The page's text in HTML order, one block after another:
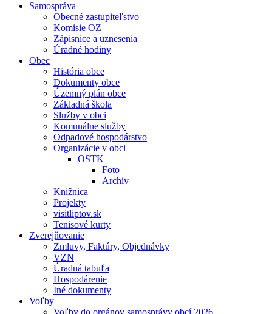
Samospráva
Obecné zastupiteľstvo
Komisie OZ
Zápisnice a uznesenia
Úradné hodiny
Obec
História obce
Dokumenty obce
Územný plán obce
Základná škola
Služby v obci
Komunálne služby
Odpadové hospodárstvo
Organizácie v obci
OSTK
Foto
Archív
Knižnica
Projekty
visitliptov.sk
Tenisové kurty
Zverejňovanie
Zmluvy, Faktúry, Objednávky
VZN
Úradná tabuľa
Hospodárenie
Iné dokumenty
Voľby
Voľby do orgánov samosprávy obcí 2026